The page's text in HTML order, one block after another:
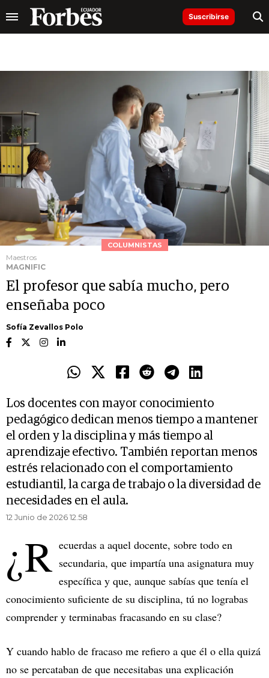
Suscribirse
COLUMNISTAS
Maestros
MAGNIFIC
El profesor que sabía mucho, pero
enseñaba poco
Sofía Zevallos Polo
Los docentes con mayor conocimiento
pedagógico dedican menos tiempo a mantener
el orden y la disciplina y más tiempo al
aprendizaje efectivo. También reportan menos
estrés relacionado con el comportamiento
estudiantil, la carga de trabajo o la diversidad de
necesidades en el aula.
12 Junio de 2026 12.58
¿R ecuerdas a aquel docente, sobre todo en
secundaria, que impartía una asignatura muy
específica y que, aunque sabías que tenía el
conocimiento suficiente de su disciplina, tú no lograbas
comprender y terminabas fracasando en su clase?
Y cuando hablo de fracaso me refiero a que él o ella quizá
no se percataban de que necesitabas una explicación